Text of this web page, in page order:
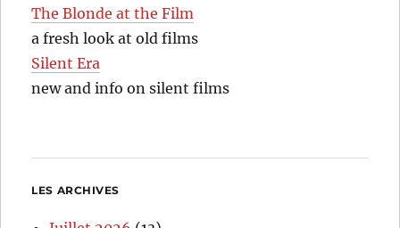
The Blonde at the Film
a fresh look at old films
Silent Era
new and info on silent films
LES ARCHIVES